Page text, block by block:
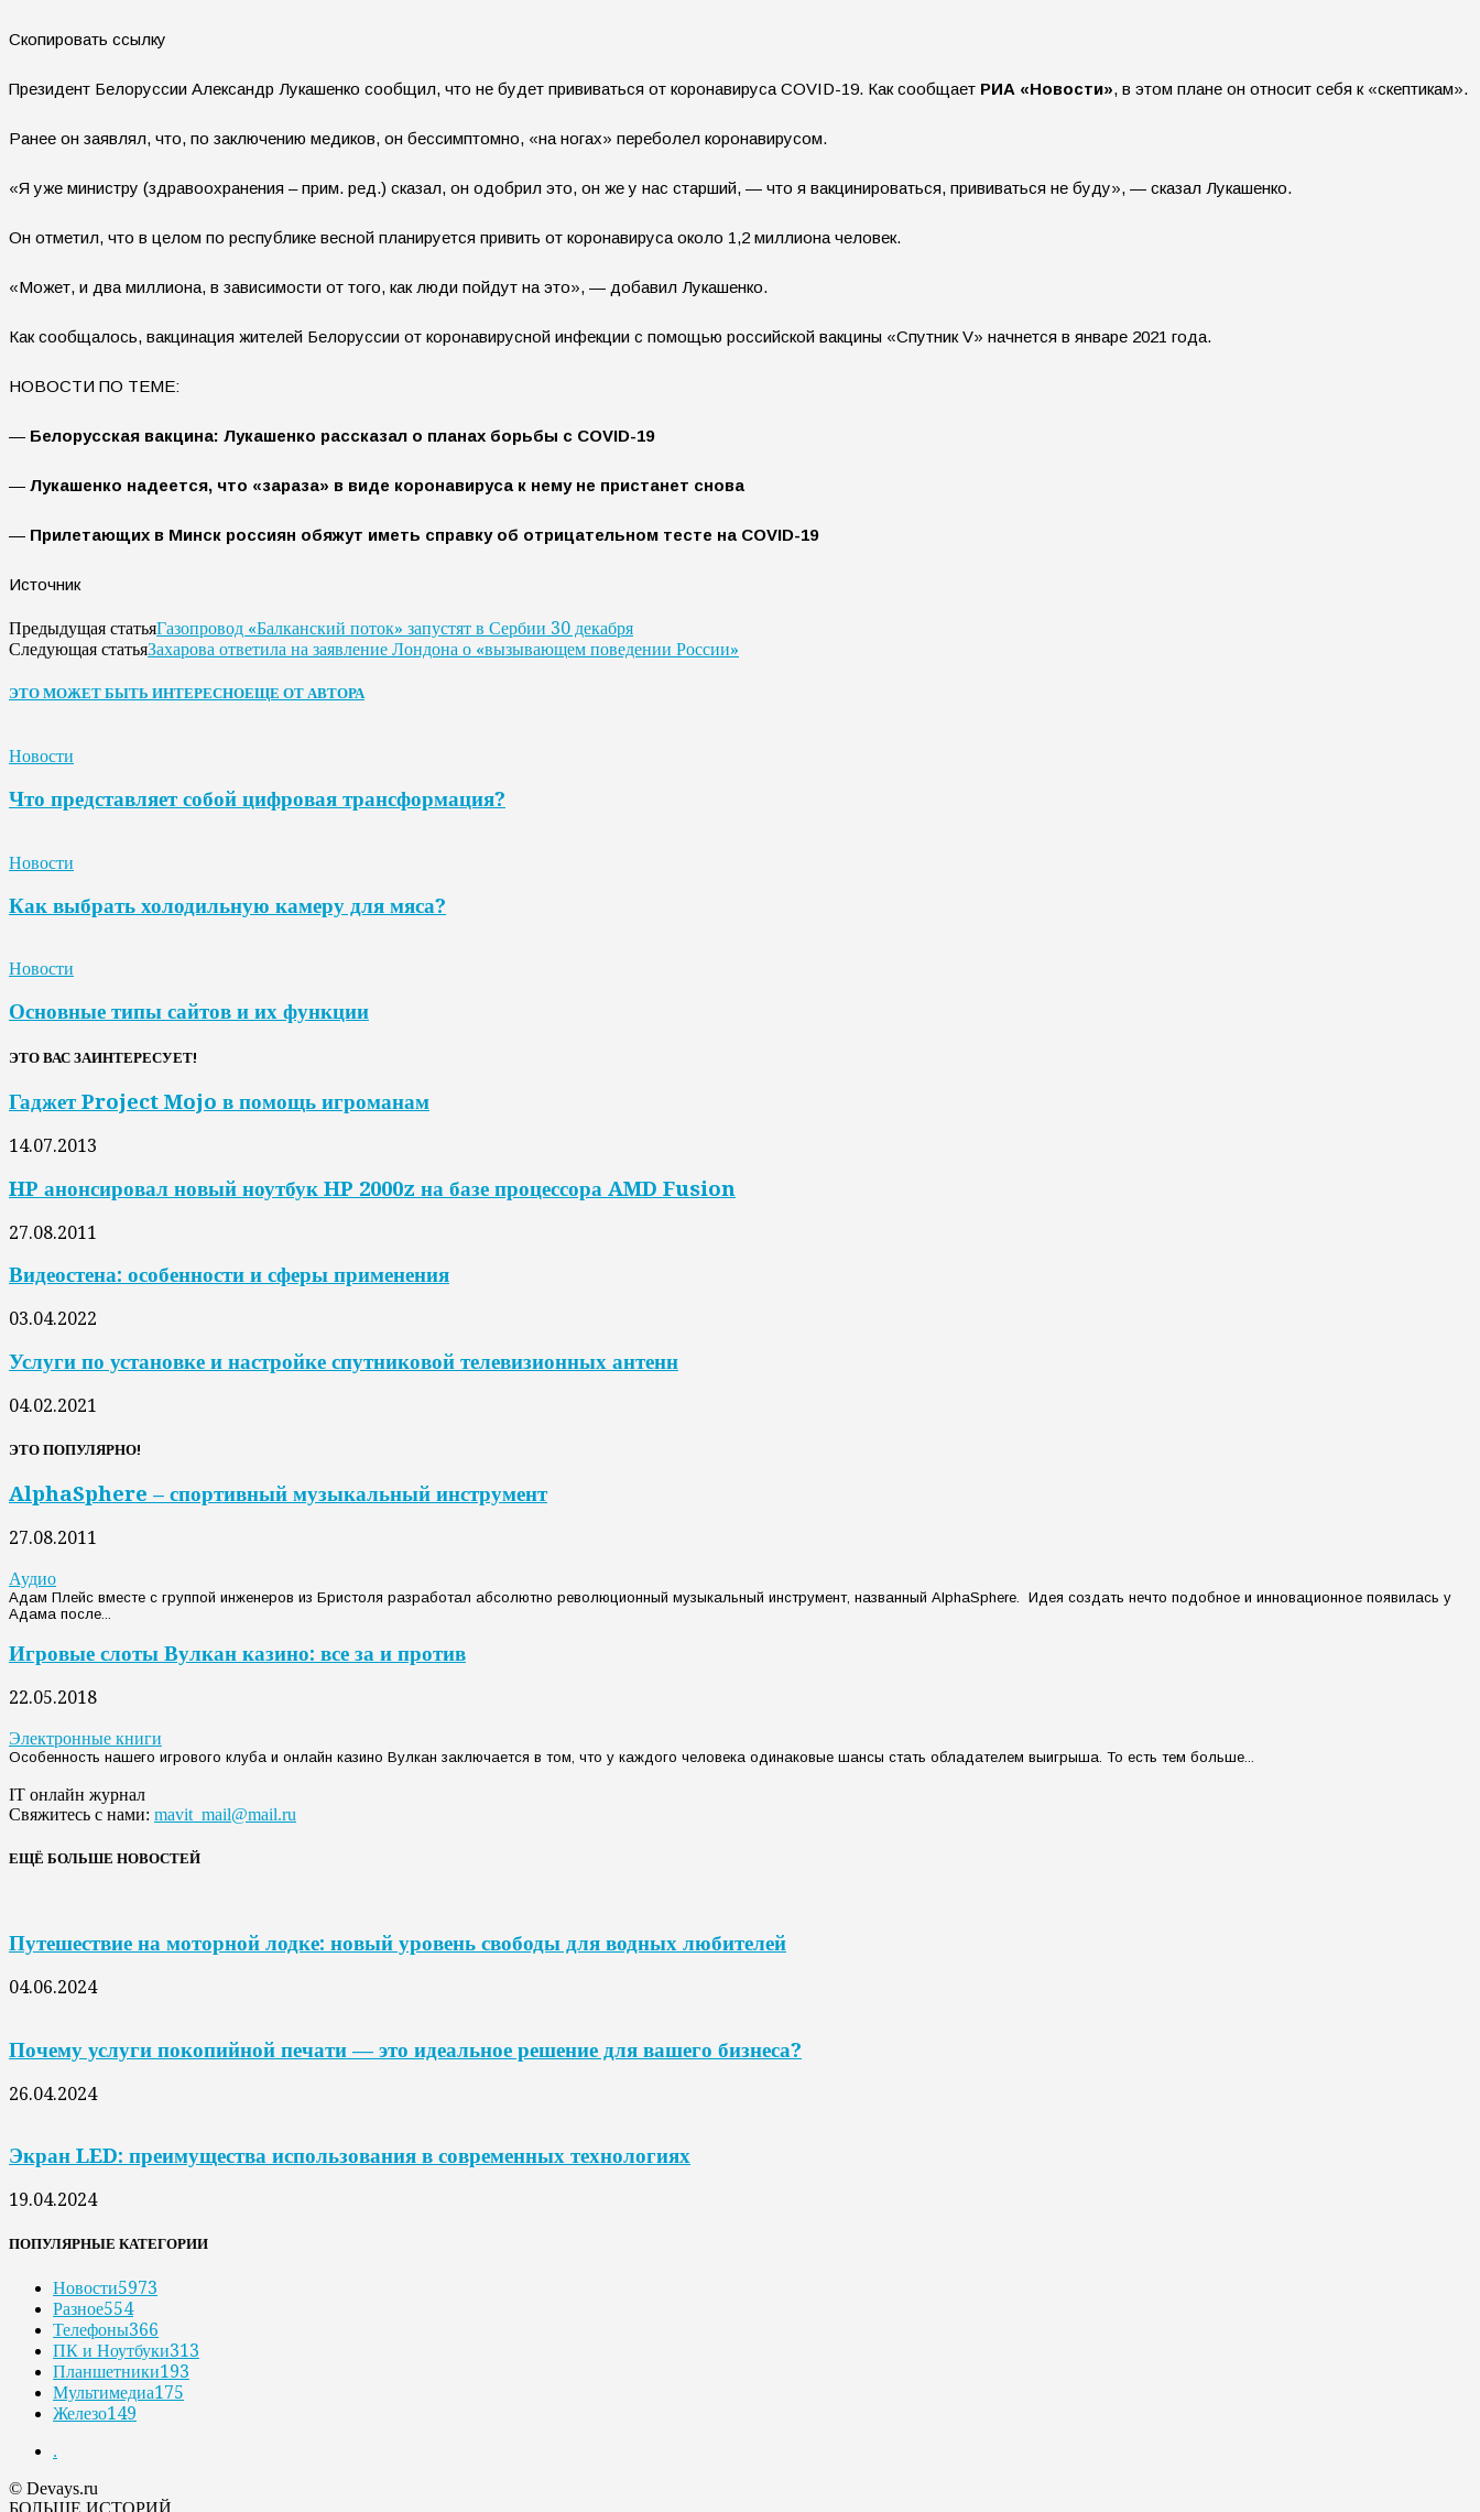
Скопировать ссылку
Президент Белоруссии Александр Лукашенко сообщил, что не будет прививаться от коронавируса COVID-19. Как сообщает РИА «Новости», в этом плане он относит себя к «скептикам».
Ранее он заявлял, что, по заключению медиков, он бессимптомно, «на ногах» переболел коронавирусом.
«Я уже министру (здравоохранения – прим. ред.) сказал, он одобрил это, он же у нас старший, — что я вакцинироваться, прививаться не буду», — сказал Лукашенко.
Он отметил, что в целом по республике весной планируется привить от коронавируса около 1,2 миллиона человек.
«Может, и два миллиона, в зависимости от того, как люди пойдут на это», — добавил Лукашенко.
Как сообщалось, вакцинация жителей Белоруссии от коронавирусной инфекции с помощью российской вакцины «Спутник V» начнется в январе 2021 года.
НОВОСТИ ПО ТЕМЕ:
— Белорусская вакцина: Лукашенко рассказал о планах борьбы с COVID-19
— Лукашенко надеется, что «зараза» в виде коронавируса к нему не пристанет снова
— Прилетающих в Минск россиян обяжут иметь справку об отрицательном тесте на COVID-19
Источник
Предыдущая статьяГазопровод «Балканский поток» запустят в Сербии 30 декабря
Следующая статьяЗахарова ответила на заявление Лондона о «вызывающем поведении России»
ЭТО МОЖЕТ БЫТЬ ИНТЕРЕСНОЕЩЕ ОТ АВТОРА
Новости
Что представляет собой цифровая трансформация?
Новости
Как выбрать холодильную камеру для мяса?
Новости
Основные типы сайтов и их функции
ЭТО ВАС ЗАИНТЕРЕСУЕТ!
Гаджет Project Mojo в помощь игроманам
14.07.2013
HP анонсировал новый ноутбук HP 2000z на базе процессора AMD Fusion
27.08.2011
Видеостена: особенности и сферы применения
03.04.2022
Услуги по установке и настройке спутниковой телевизионных антенн
04.02.2021
ЭТО ПОПУЛЯРНО!
AlphaSphere – спортивный музыкальный инструмент
27.08.2011
Аудио
Адам Плейс вместе с группой инженеров из Бристоля разработал абсолютно революционный музыкальный инструмент, названный AlphaSphere. Идея создать нечто подобное и инновационное появилась у
Адама после...
Игровые слоты Вулкан казино: все за и против
22.05.2018
Электронные книги
Особенность нашего игрового клуба и онлайн казино Вулкан заключается в том, что у каждого человека одинаковые шансы стать обладателем выигрыша. То есть тем больше...
IT онлайн журнал
Свяжитесь с нами: mavit_mail@mail.ru
ЕЩЁ БОЛЬШЕ НОВОСТЕЙ
Путешествие на моторной лодке: новый уровень свободы для водных любителей
04.06.2024
Почему услуги покопийной печати — это идеальное решение для вашего бизнеса?
26.04.2024
Экран LED: преимущества использования в современных технологиях
19.04.2024
ПОПУЛЯРНЫЕ КАТЕГОРИИ
Новости5973
Разное554
Телефоны366
ПК и Ноутбуки313
Планшетники193
Мультимедиа175
Железо149
.
© Devays.ru
БОЛЬШЕ ИСТОРИЙ